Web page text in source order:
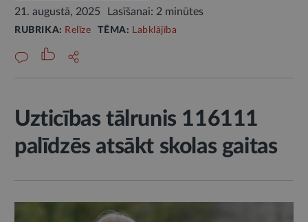
21. augustā, 2025
Lasīšanai: 2 minūtes
RUBRIKA: Relīze TĒMA: Labklājība
Uzticības tālrunis 116111
palīdzēs atsākt skolas gaitas